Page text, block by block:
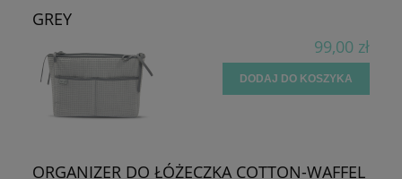
GREY
99,00 zł
DODAJ DO KOSZYKA
ORGANIZER DO ŁÓŻECZKA COTTON-WAFFEL